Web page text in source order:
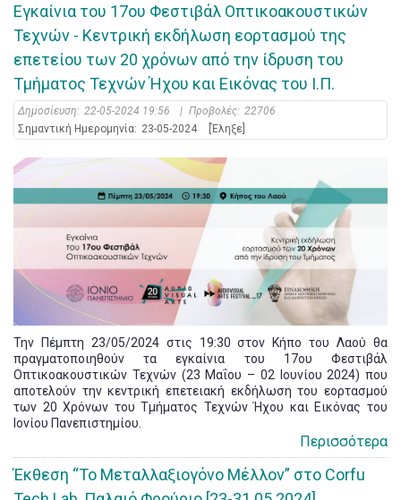
Εγκαίνια του 17ου Φεστιβάλ Οπτικοακουστικών
Τεχνών - Κεντρική εκδήλωση εορτασμού της
επετείου των 20 χρόνων από την ίδρυση του
Τμήματος Τεχνών Ήχου και Εικόνας του Ι.Π.
Δημοσίευση: 22-05-2024 19:56 | Προβολές: 22706
Σημαντική Ημερομηνία: 23-05-2024 [Έληξε]
Την Πέμπτη 23/05/2024 στις 19:30 στον Κήπο του Λαού θα
πραγματοποιηθούν τα εγκαίνια του 17ου Φεστιβάλ
Οπτικοακουστικών Τεχνών (23 Μαΐου – 02 Ιουνίου 2024) που
αποτελούν την κεντρική επετειακή εκδήλωση του εορτασμού
των 20 Χρόνων του Τμήματος Τεχνών Ήχου και Εικόνας του
Ιονίου Πανεπιστημίου.
Περισσότερα
Έκθεση “Το Μεταλλαξιογόνο Μέλλον” στο Corfu